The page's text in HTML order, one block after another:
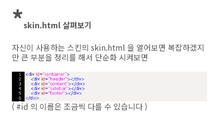
*skin.html 살펴보기
자신이 사용하는 스킨의 skin.html 을 열어보면 복잡하겠지
만 큰 부분을 정리를 해서 단순화 시켜보면
( #id 의 이름은 조금씩 다를 수 있습니다 )